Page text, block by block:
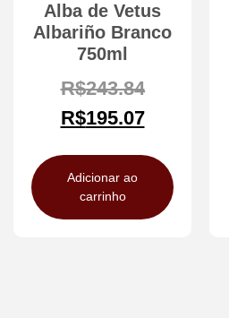
Alba de Vetus
Albariño Branco
750ml
R$243.84
R$195.07
Adicionar ao
carrinho